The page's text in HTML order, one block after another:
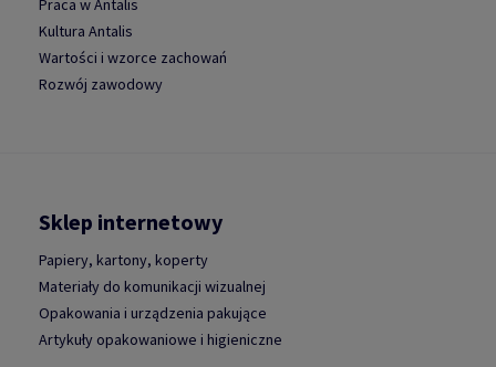
Praca w Antalis
Kultura Antalis
Wartości i wzorce zachowań
Rozwój zawodowy
Sklep internetowy
Papiery, kartony, koperty
Materiały do komunikacji wizualnej
Opakowania i urządzenia pakujące
Artykuły opakowaniowe i higieniczne